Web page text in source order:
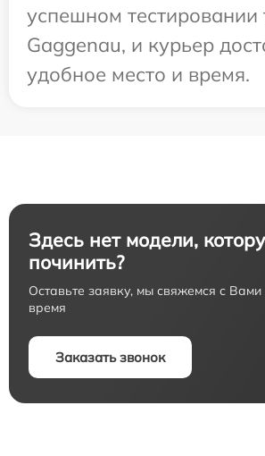
успешном тестировании
Gaggenau, и курьер
удобное место и время.
Здесь нет модели,
починить?
Оставьте заявку, мы свяжемся с
время
Заказать звонок